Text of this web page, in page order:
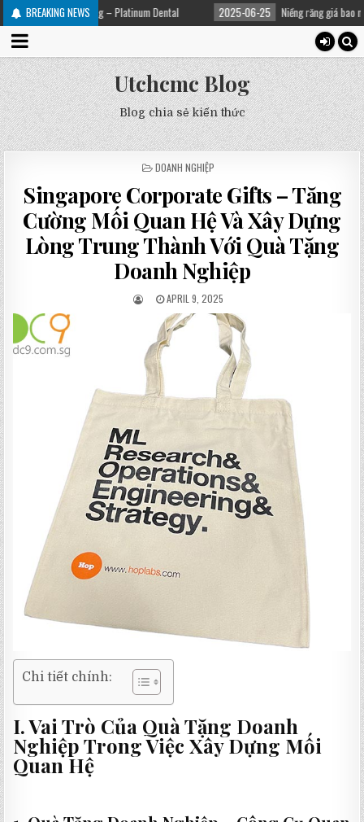
BREAKING NEWS
– Platinum Dental 2025-06-25 Niềng răng giá bao nhiêu? Chi Phí Các
Utchcmc Blog
Blog chia sẻ kiến thức
POSTED
DOANH NGHIỆP
Singapore Corporate Gifts – Tăng
Cường Mối Quan Hệ Và Xây Dựng
Lòng Trung Thành Với Quà Tặng
Doanh Nghiệp
APRIL 9, 2025
Chi tiết chính:
I. Vai Trò Của Quà Tặng Doanh
Nghiệp Trong Việc Xây Dựng Mối
Quan Hệ